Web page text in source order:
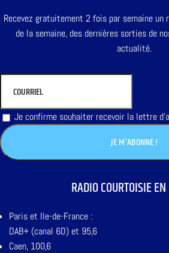
Recevez gratuitement 2 fois par semaine
de la semaine, des dernières sorties de
actualité.
Je confirme souhaiter recevoir la lettre
RADIO COURTOISIE
Paris et Ile-de-France :
DAB+ (canal 6D) et 95,6
Caen, 100,6